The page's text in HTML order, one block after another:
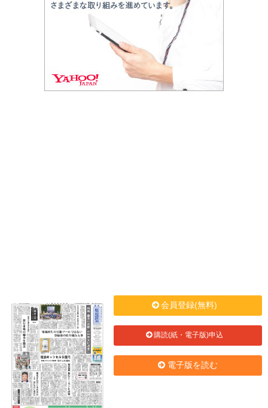
会員登録(無料)
購読(紙・電子版)申込
電子版を読む